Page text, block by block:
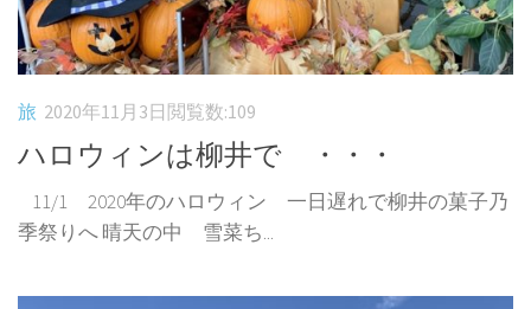
旅 2020年11月3日 閲覧数:109
ハロウィンは柳井で ・・・
11/1 2020年のハロウィン 一日遅れで柳井の菓子乃
季祭りへ 晴天の中 雪菜ち...